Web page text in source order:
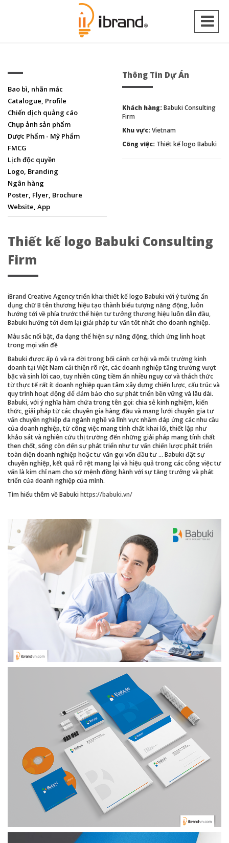
Bao bì, nhãn mác
Catalogue, Profile
Chiến dịch quảng cáo
Chụp ảnh sản phẩm
Dược Phẩm - Mỹ Phẩm
FMCG
Lịch độc quyền
Logo, Branding
Ngân hàng
Poster, Flyer, Brochure
Website, App
Thông Tin Dự Án
Khách hàng:Babuki Consulting
Firm
Khu vực:Vietnam
Công việc: Thiết kế logo Babuki
Thiết kế logo Babuki Consulting
Firm
iBrand Creative Agency triển khai thiết kế logo Babuki với ý tưởng ẩn
dụng chữ B tên thương hiệu tạo thành biểu tượng năng động, luôn
hướng tới về phía trước thể hiện tư tưởng thương hiệu luôn dẫn đầu,
Babuki hướng tới đem lại giải pháp tư vấn tốt nhất cho doanh nghiệp.
Màu sắc nổi bật, đa dạng thể hiện sự năng động, thích ứng linh hoạt
trong mọi vấn đề
Babuki được ấp ủ và ra đời trong bối cảnh cơ hội và môi trường kinh
doanh tại Việt Nam cải thiện rõ rệt, các doanh nghiệp tăng trưởng vượt
bậc và sinh lời cao, tuy nhiên cũng tiềm ẩn nhiều nguy cơ và thách thức
từ thực tế rất ít doanh nghiệp quan tâm xây dựng chiến lược, cấu trúc và
quy trình hoạt động để đảm bảo cho sự phát triển bền vững và lâu dài.
Babuki, với ý nghĩa hàm chứa trong tên gọi: chia sẻ kinh nghiệm, kiến
thức, giải pháp từ các chuyên gia hàng đầu và mạng lưới chuyên gia tư
vấn chuyên nghiệp đa ngành nghề và lĩnh vực nhằm đáp ứng các nhu cầu
của doanh nghiệp, từ công việc mang tính chất khai lối, thiết lập như
khảo sát và nghiên cứu thị trường đến những giải pháp mang tính chất
then chốt, sống còn đến sự phát triển như tư vấn chiến lược phát triển
toàn diện doanh nghiệp hoặc tư vấn gọi vốn đầu tư … Babuki đặt sự
chuyên nghiệp, kết quả rõ rệt mang lại và hiệu quả trong các công việc tư
vấn là kim chỉ nam cho sứ mệnh đồng hành với sự tăng trưởng và phát
triển của doanh nghiệp của mình.
Tìm hiểu thêm về Babukihttps://babuki.vn/